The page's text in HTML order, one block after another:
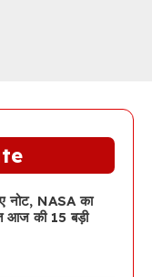
NASA का
आज की 15 बड़ी